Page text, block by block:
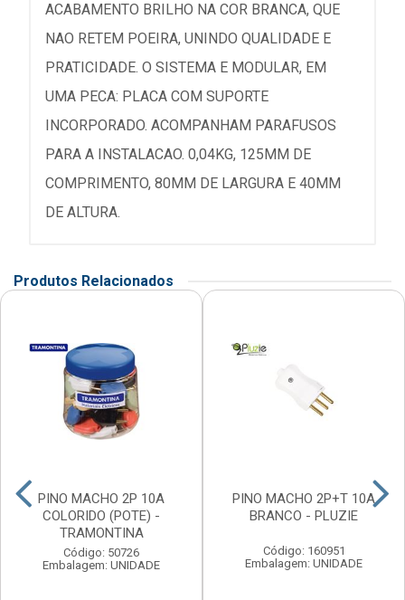
ACABAMENTO BRILHO NA COR BRANCA, QUE
NAO RETEM POEIRA, UNINDO QUALIDADE E
PRATICIDADE. O SISTEMA E MODULAR, EM
UMA PECA: PLACA COM SUPORTE
INCORPORADO. ACOMPANHAM PARAFUSOS
PARA A INSTALACAO. 0,04KG, 125MM DE
COMPRIMENTO, 80MM DE LARGURA E 40MM
DE ALTURA.
Produtos Relacionados
PINO MACHO 2P 10A
COLORIDO (POTE) -
TRAMONTINA
Código: 50726
Embalagem: UNIDADE
PINO MACHO 2P+T 10A
BRANCO - PLUZIE
Código: 160951
Embalagem: UNIDADE